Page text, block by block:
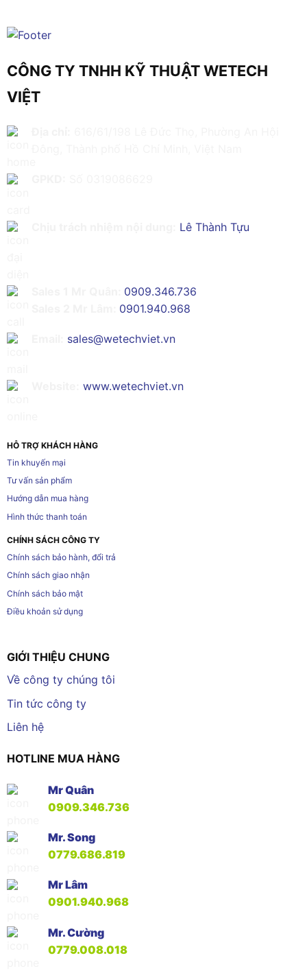
CÔNG TY TNHH KỸ THUẬT WETECH
VIỆT
Lê Thành Tựu
0909.346.736
0901.940.968
sales@wetechviet.vn
www.wetechviet.vn
HỖ TRỢ KHÁCH HÀNG
Tin khuyến mại
Tư vấn sản phẩm
Hướng dẫn mua hàng
Hình thức thanh toán
CHÍNH SÁCH CÔNG TY
Chính sách bảo hành, đổi trả
Chính sách giao nhận
Chính sách bảo mật
Điều khoản sử dụng
GIỚI THIỆU CHUNG
Về công ty chúng tôi
Tin tức công ty
Liên hệ
HOTLINE MUA HÀNG
Mr Quân
0909.346.736
Mr. Song
0779.686.819
Mr Lâm
0901.940.968
Mr. Cường
0779.008.018